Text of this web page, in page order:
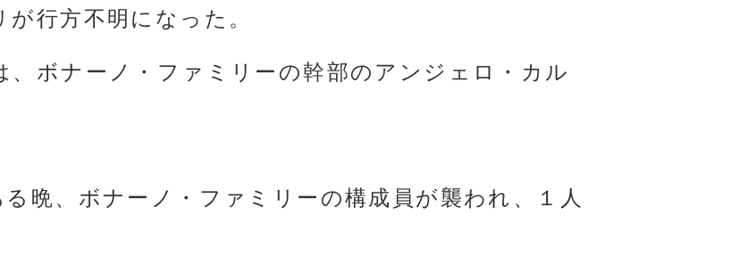
行方不明になった。
、ボナーノ・ファミリーの幹部のアンジェロ・カル
晩、ボナーノ・ファミリーの構成員が襲われ、１人